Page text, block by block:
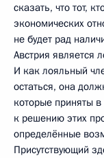
сказать, что тот,
экономических
не будет рад
Австрия является
И как лояльный
остаться, она
которые приняты
к решению этих
определённые
Присутствующий